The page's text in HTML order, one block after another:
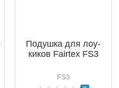
Подушка для лоу-
киков Fairtex FS3
FS3